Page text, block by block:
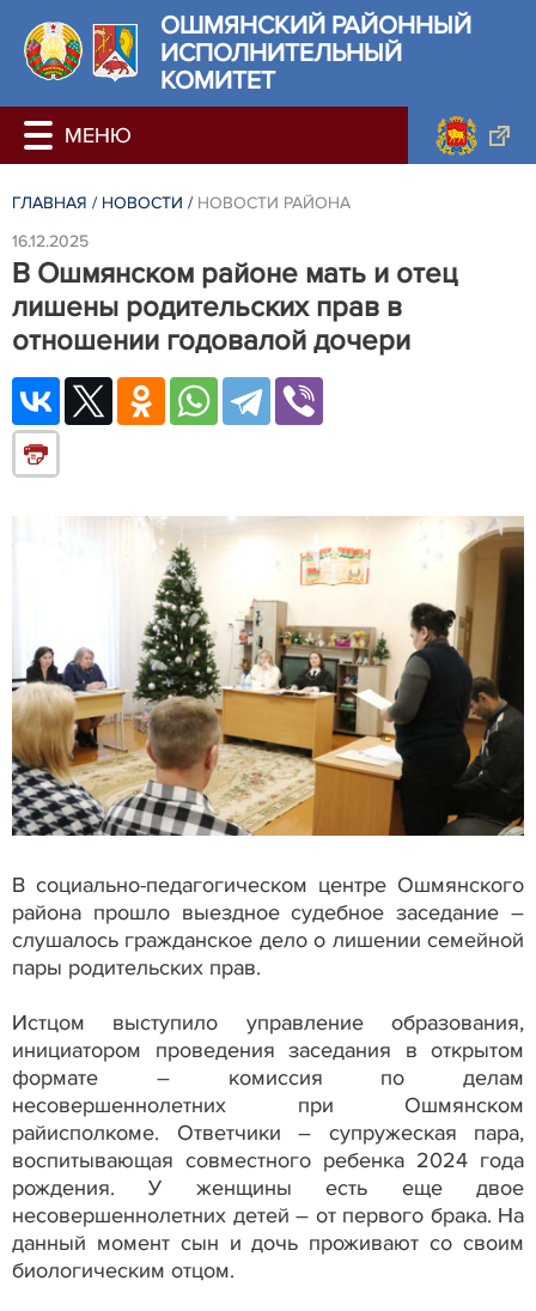
ОШМЯНСКИЙ РАЙОННЫЙ
ИСПОЛНИТЕЛЬНЫЙ
КОМИТЕТ
ГЛАВНАЯ / НОВОСТИ / НОВОСТИ РАЙОНА
16.12.2025
В Ошмянском районе мать и отец
лишены родительских прав в
отношении годовалой дочери
В социально-педагогическом центре Ошмянского
района прошло выездное судебное заседание –
слушалось гражданское дело о лишении семейной
пары родительских прав.
Истцом выступило управление образования,
инициатором проведения заседания в открытом
формате – комиссия по делам
несовершеннолетних при Ошмянском
райисполкоме. Ответчики – супружеская пара,
воспитывающая совместного ребенка 2024 года
рождения. У женщины есть еще двое
несовершеннолетних детей – от первого брака. На
данный момент сын и дочь проживают со своим
биологическим отцом.